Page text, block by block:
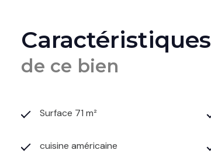
Caractéristiques
de ce bien
Surface 71 m²
cuisine américaine